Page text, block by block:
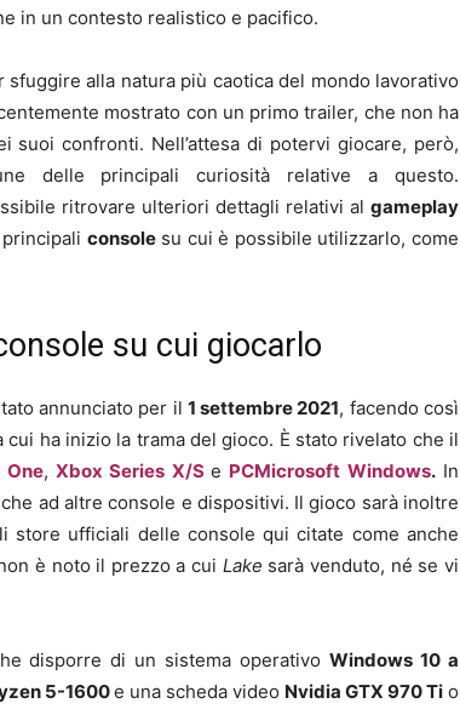
in un contesto realistico e pacifico.
alla natura più caotica del mondo lavorativo
mostrato con un primo trailer, che non ha
confronti. Nell’attesa di potervi giocare, però,
delle principali curiosità relative a questo.
ritrovare ulteriori dettagli relativi al gameplay
consolesu cui è possibile utilizzarlo, come
su cui giocarlo
annunciato per il 1 settembre2021, facendo così
ha inizio la trama del gioco. È stato rivelato che il
One, Xbox Series X/S e PCMicrosoft Windows.In
ad altre console e dispositivi. Il gioco sarà inoltre
store ufficiali delle console qui citate come anche
è noto il prezzo a cui Lake sarà venduto, né se vi
disporre di un sistema operativoWindows 10 a
5-1600e una scheda video Nvidia GTX 970 Ti o